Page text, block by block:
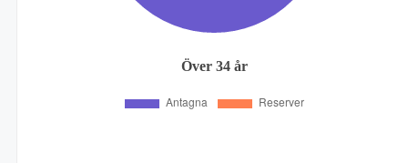
Över 34 år